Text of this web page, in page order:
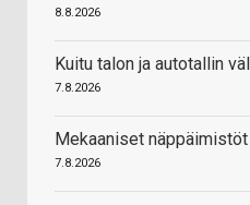
8.8.2026
Kuitu talon ja autotallin
7.8.2026
Mekaaniset näppäimistöt
7.8.2026